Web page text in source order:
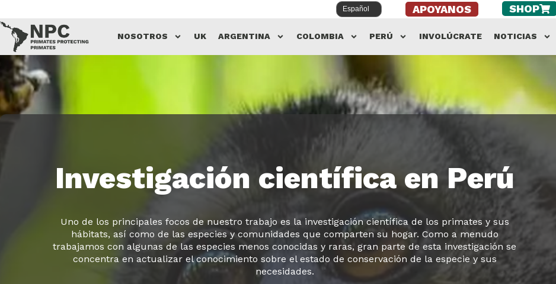
Saltar
al
contenido
APOYANOS SHOP
NOSOTROS UK ARGENTINA COLOMBIA PERÚ INVOLÚCRATE NOTICIAS
Investigación científica en Perú
Uno de los principales focos de nuestro trabajo es la investigación científica de los primates y sus
hábitats, así como de las especies y comunidades que comparten su hogar. Como a menudo
trabajamos con algunas de las especies menos conocidas y raras, gran parte de esta investigación se
concentra en actualizar el conocimiento sobre el estado de conservación de la especie y sus
necesidades.